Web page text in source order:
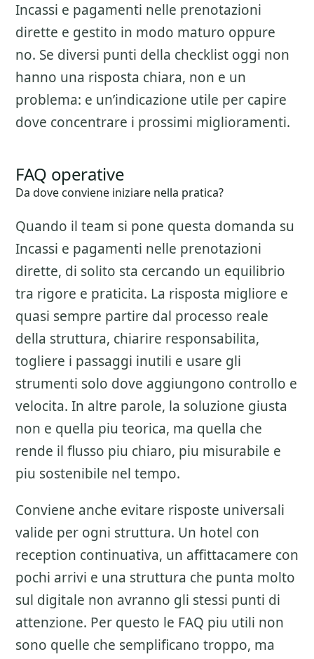
Incassi e pagamenti nelle prenotazioni
dirette e gestito in modo maturo oppure
no. Se diversi punti della checklist oggi non
hanno una risposta chiara, non e un
problema: e un’indicazione utile per capire
dove concentrare i prossimi miglioramenti.
FAQ operative
Da dove conviene iniziare nella pratica?
Quando il team si pone questa domanda su
Incassi e pagamenti nelle prenotazioni
dirette, di solito sta cercando un equilibrio
tra rigore e praticita. La risposta migliore e
quasi sempre partire dal processo reale
della struttura, chiarire responsabilita,
togliere i passaggi inutili e usare gli
strumenti solo dove aggiungono controllo e
velocita. In altre parole, la soluzione giusta
non e quella piu teorica, ma quella che
rende il flusso piu chiaro, piu misurabile e
piu sostenibile nel tempo.
Conviene anche evitare risposte universali
valide per ogni struttura. Un hotel con
reception continuativa, un affittacamere con
pochi arrivi e una struttura che punta molto
sul digitale non avranno gli stessi punti di
attenzione. Per questo le FAQ piu utili non
sono quelle che semplificano troppo, ma